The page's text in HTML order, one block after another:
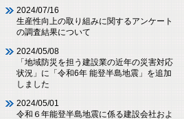
2024/07/16
生産性向上の取り組みに関するアンケート
の調査結果について
2024/05/08
「地域防災を担う建設業の近年の災害対応
状況」に「令和6年 能登半島地震」を追加
しました
2024/05/01
令和６年能登半島地震に係る建設会社およ